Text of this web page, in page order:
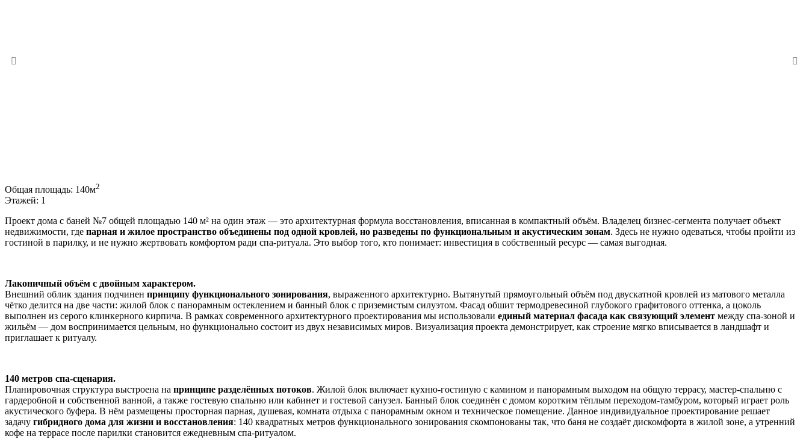
Общая площадь: 140м2
Этажей: 1
Проект дома с баней №7 общей площадью 140 м² на один этаж — это архитектурная формула восстановления, вписанная в компактный объём. Владелец бизнес-сегмента получает объект
недвижимости, где парная и жилое пространство объединены под одной кровлей, но разведены по функциональным и акустическим зонам. Здесь не нужно одеваться, чтобы пройти из
гостиной в парилку, и не нужно жертвовать комфортом ради спа-ритуала. Это выбор того, кто понимает: инвестиция в собственный ресурс — самая выгодная.
Лаконичный объём с двойным характером.
Внешний облик здания подчинен принципу функционального зонирования, выраженного архитектурно. Вытянутый прямоугольный объём под двускатной кровлей из матового металла
чётко делится на две части: жилой блок с панорамным остеклением и банный блок с приземистым силуэтом. Фасад обшит термодревесиной глубокого графитового оттенка, а цоколь
выполнен из серого клинкерного кирпича. В рамках современного архитектурного проектирования мы использовали единый материал фасада как связующий элемент между спа-зоной и
жильём — дом воспринимается цельным, но функционально состоит из двух независимых миров. Визуализация проекта демонстрирует, как строение мягко вписывается в ландшафт и
приглашает к ритуалу.
140 метров спа-сценария.
Планировочная структура выстроена на принципе разделённых потоков. Жилой блок включает кухню-гостиную с камином и панорамным выходом на общую террасу, мастер-спальню с
гардеробной и собственной ванной, а также гостевую спальню или кабинет и гостевой санузел. Банный блок соединён с домом коротким тёплым переходом-тамбуром, который играет роль
акустического буфера. В нём размещены просторная парная, душевая, комната отдыха с панорамным окном и техническое помещение. Данное индивидуальное проектирование решает
задачу гибридного дома для жизни и восстановления: 140 квадратных метров функционального зонирования скомпонованы так, что баня не создаёт дискомфорта в жилой зоне, а утренний
кофе на террасе после парилки становится ежедневным спа-ритуалом.